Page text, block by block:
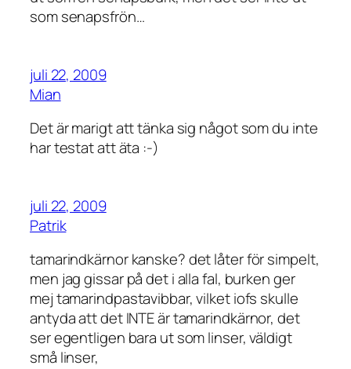
som senapsfrön…
juli 22, 2009
Mian
Det är marigt att tänka sig något som du inte
har testat att äta :-)
juli 22, 2009
Patrik
tamarindkärnor kanske? det låter för simpelt,
men jag gissar på det i alla fal, burken ger
mej tamarindpastavibbar, vilket iofs skulle
antyda att det INTE är tamarindkärnor, det
ser egentligen bara ut som linser, väldigt
små linser,